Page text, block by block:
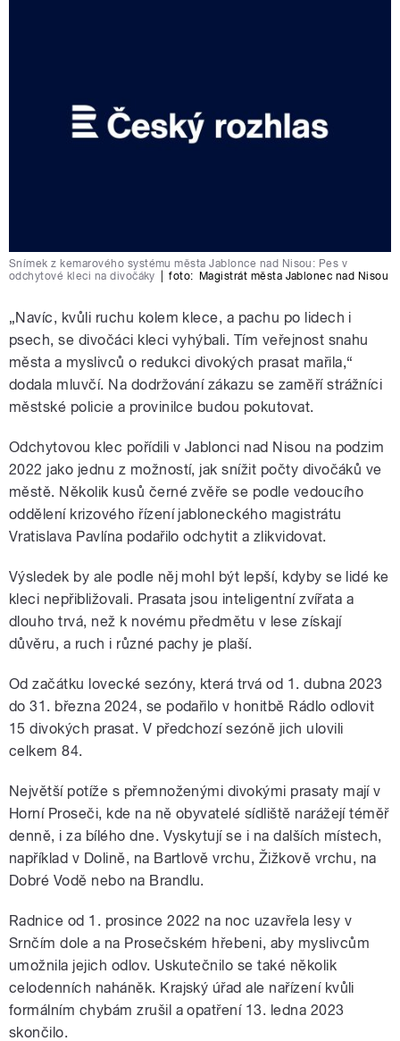
Snímek z kemarového systému města Jablonce nad Nisou: Pes v
odchytové kleci na divočáky
foto: Magistrát města Jablonec nad Nisou
„Navíc, kvůli ruchu kolem klece, a pachu po lidech i
psech, se divočáci kleci vyhýbali. Tím veřejnost snahu
města a myslivců o redukci divokých prasat mařila,“
dodala mluvčí. Na dodržování zákazu se zaměří strážníci
městské policie a provinilce budou pokutovat.
Odchytovou klec pořídili v Jablonci nad Nisou na podzim
2022 jako jednu z možností, jak snížit počty divočáků ve
městě. Několik kusů černé zvěře se podle vedoucího
oddělení krizového řízení jabloneckého magistrátu
Vratislava Pavlína podařilo odchytit a zlikvidovat.
Výsledek by ale podle něj mohl být lepší, kdyby se lidé ke
kleci nepřibližovali. Prasata jsou inteligentní zvířata a
dlouho trvá, než k novému předmětu v lese získají
důvěru, a ruch i různé pachy je plaší.
Od začátku lovecké sezóny, která trvá od 1. dubna 2023
do 31. března 2024, se podařilo v honitbě Rádlo odlovit
15 divokých prasat. V předchozí sezóně jich ulovili
celkem 84.
Největší potíže s přemnoženými divokými prasaty mají v
Horní Proseči, kde na ně obyvatelé sídliště narážejí téměř
denně, i za bílého dne. Vyskytují se i na dalších místech,
například v Dolině, na Bartlově vrchu, Žižkově vrchu, na
Dobré Vodě nebo na Brandlu.
Radnice od 1. prosince 2022 na noc uzavřela lesy v
Srnčím dole a na Prosečském hřebeni, aby myslivcům
umožnila jejich odlov. Uskutečnilo se také několik
celodenních naháněk. Krajský úřad ale nařízení kvůli
formálním chybám zrušil a opatření 13. ledna 2023
skončilo.